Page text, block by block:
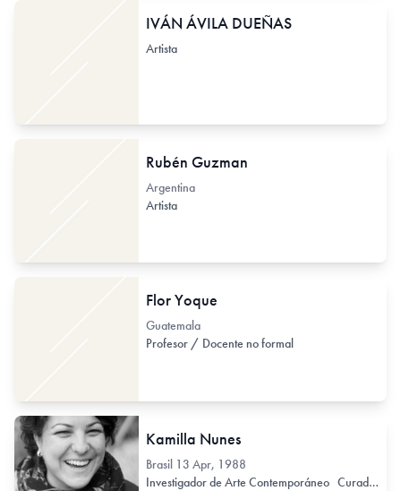
IVÁN ÁVILA DUEÑAS
Artista
Rubén Guzman
Argentina
Artista
Flor Yoque
Guatemala
Profesor / Docente no formal
Kamilla Nunes
Brasil 13 Apr, 1988
Investigador de Arte Contemporáneo Curador / Comisario (de Arte Contemporáneo)